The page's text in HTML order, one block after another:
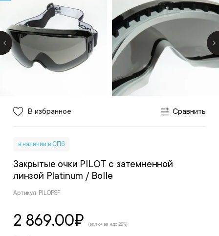
В избранное Сравнить
в наличии в СПб
Закрытые очки PILOT c затемненной
линзой Platinum / Bolle
Артикул: PILOPSF
2 869.00₽ (включая ндс 22%)